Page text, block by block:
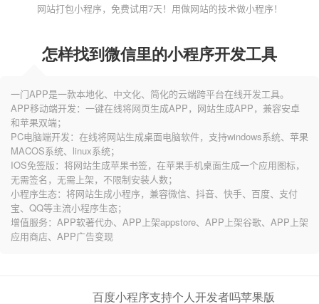
网站打包小程序，免费试用7天！用做网站的技术做小程序！
怎样找到微信里的小程序开发工具
一门APP是一款本地化、中文化、简化的云端跨平台在线开发工具。
APP移动端开发：一键在线将网页生成APP，网站生成APP，兼容安卓
和苹果双端；
PC电脑端开发：在线将网站生成桌面电脑软件，支持windows系统、苹果
MACOS系统、linux系统；
IOS免签版：将网站生成苹果书签，在苹果手机桌面生成一个应用图标，
无需签名，无需上架，不限制安装人数；
小程序生态：将网站生成小程序，兼容微信、抖音、快手、百度、支付
宝、QQ等主流小程序生态；
增值服务：APP软著代办、APP上架appstore、APP上架谷歌、APP上架
应用商店、APP广告变现
百度小程序支持个人开发者吗苹果版